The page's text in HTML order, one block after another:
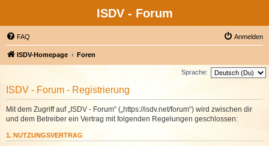
ISDV - Forum
FAQ Anmelden
ISDV-Homepage Foren
Sprache:
ISDV - Forum - Registrierung
Mit dem Zugriff auf „ISDV - Forum“ („https://isdv.net/forum“) wird zwischen dir
und dem Betreiber ein Vertrag mit folgenden Regelungen geschlossen:
1. NUTZUNGSVERTRAG